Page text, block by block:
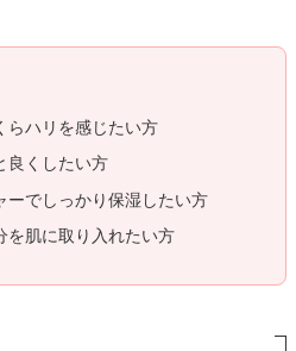
らハリを感じたい方
良くしたい方
ーでしっかり保湿したい方
を肌に取り入れたい方